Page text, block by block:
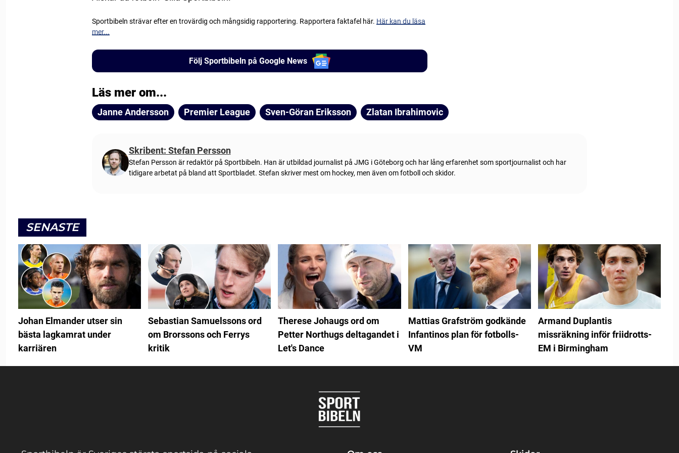
Sportbibeln strävar efter en trovärdig och mångsidig rapportering. Rapportera faktafel här. Här kan du läsa
mer...
Följ Sportbibeln på Google News
Läs mer om...
Janne Andersson Premier League Sven-Göran Eriksson Zlatan Ibrahimovic
Skribent: Stefan Persson
Stefan Persson är redaktör på Sportbibeln. Han är utbildad journalist på JMG i Göteborg och har lång erfarenhet som sportjournalist och har
tidigare arbetat på bland att Sportbladet. Stefan skriver mest om hockey, men även om fotboll och skidor.
SENASTE
Johan Elmander utser sin
bästa lagkamrat under
karriären
Sebastian Samuelssons ord
om Brorssons och Ferrys
kritik
Therese Johaugs ord om
Petter Northugs deltagandet i
Let's Dance
Mattias Grafström godkände
Infantinos plan för fotbolls-
VM
Armand Duplantis
missräkning inför friidrotts-
EM i Birmingham